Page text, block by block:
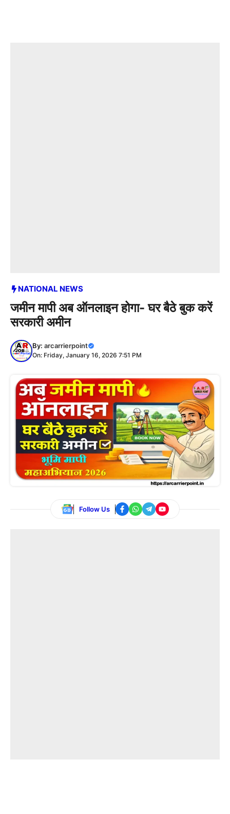
NATIONAL NEWS
जमीन मापी अब ऑनलाइन होगा- घर बैठे बुक करें
सरकारी अमीन
By: arcarrierpoint
On: Friday, January 16, 2026 7:51 PM
Follow Us